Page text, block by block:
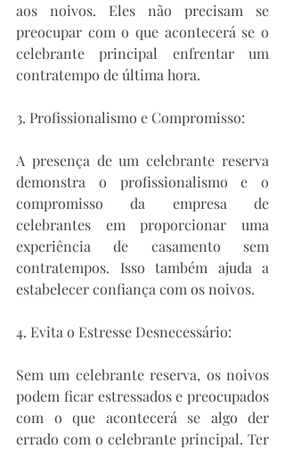
aos noivos. Eles não precisam se
preocupar com o que acontecerá se o
celebrante principal enfrentar um
contratempo de última hora.
3. Profissionalismo e Compromisso:
A presença de um celebrante reserva
demonstra o profissionalismo e o
compromisso da empresa de
celebrantes em proporcionar uma
experiência de casamento sem
contratempos. Isso também ajuda a
estabelecer confiança com os noivos.
4. Evita o Estresse Desnecessário:
Sem um celebrante reserva, os noivos
podem ficar estressados e preocupados
com o que acontecerá se algo der
errado com o celebrante principal. Ter